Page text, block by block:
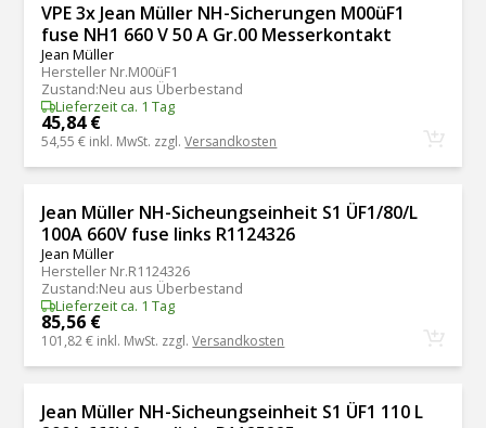
VPE 3x Jean Müller NH-Sicherungen M00üF1
fuse NH1 660 V 50 A Gr.00 Messerkontakt
Jean Müller
Hersteller Nr.M00üF1
Zustand:Neu aus Überbestand
Lieferzeit ca. 1 Tag
45,84 €
54,55 € inkl. MwSt. zzgl.Versandkosten
Jean Müller NH-Sicheungseinheit S1 ÜF1/80/L
100A 660V fuse links R1124326
Jean Müller
Hersteller Nr.R1124326
Zustand:Neu aus Überbestand
Lieferzeit ca. 1 Tag
85,56 €
101,82 € inkl. MwSt. zzgl.Versandkosten
Jean Müller NH-Sicheungseinheit S1 ÜF1 110 L